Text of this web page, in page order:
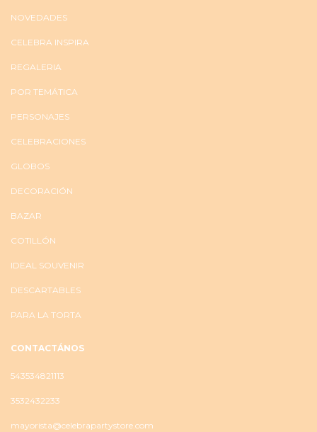
NOVEDADES
CELEBRA INSPIRA
REGALERIA
POR TEMÁTICA
PERSONAJES
CELEBRACIONES
GLOBOS
DECORACIÓN
BAZAR
COTILLÓN
IDEAL SOUVENIR
DESCARTABLES
PARA LA TORTA
CONTACTÁNOS
543534821113
3532432233
mayorista@celebrapartystore.com